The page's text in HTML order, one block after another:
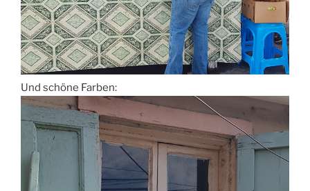
Und schöne Farben: